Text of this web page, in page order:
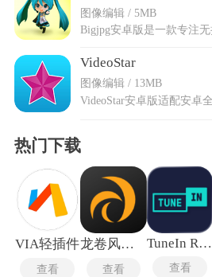
图像编辑 / 5MB
VideoStar
图像编辑 / 13MB
热门下载
VIA轻插件
查看
龙卷风收音机纯净版
查看
TuneIn Radio
查看